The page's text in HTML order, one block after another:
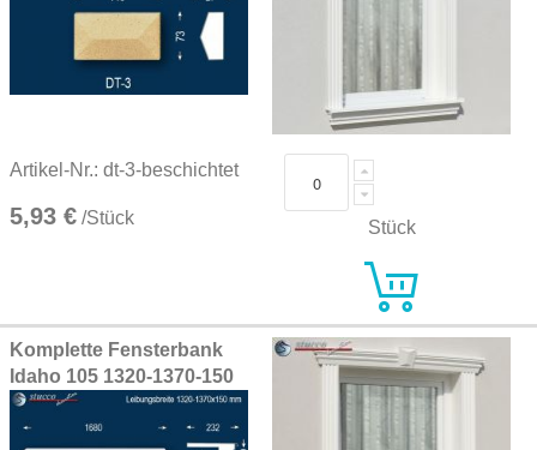
Artikel-Nr.: dt-3-beschichtet
5,93 € /Stück Stück
Komplette Fensterbank
Idaho 105 1320-1370-150